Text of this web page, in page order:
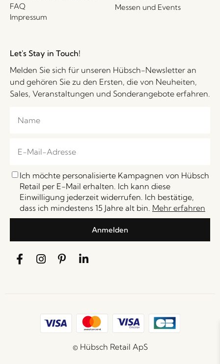
FAQ
Impressum
Messen und Events
Let's Stay in Touch!
Melden Sie sich für unseren Hübsch-Newsletter an
und gehören Sie zu den Ersten, die von Neuheiten,
Sales, Veranstaltungen und Sonderangebote erfahren.
Ich möchte personalisierte Kampagnen von Hübsch
Retail per E-Mail erhalten. Ich kann diese
Einwilligung jederzeit widerrufen. Ich bestätige,
dass ich mindestens 15 Jahre alt bin. Mehr erfahren
Anmelden
© Hübsch Retail ApS